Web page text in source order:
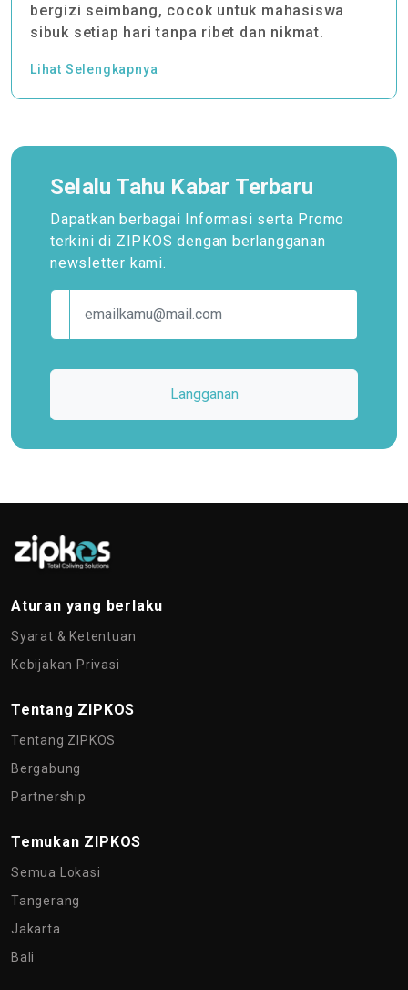
bergizi seimbang, cocok untuk mahasiswa
sibuk setiap hari tanpa ribet dan nikmat.
Lihat Selengkapnya
Selalu Tahu Kabar Terbaru
Dapatkan berbagai Informasi serta Promo
terkinidi ZIPKOS dengan berlangganan
newsletter kami.
Langganan
Aturan yang berlaku
Syarat & Ketentuan
Kebijakan Privasi
Tentang ZIPKOS
Tentang ZIPKOS
Bergabung
Partnership
Temukan ZIPKOS
Semua Lokasi
Tangerang
Jakarta
Bali